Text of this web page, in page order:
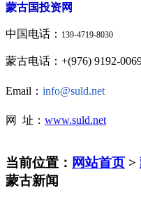
蒙古国投资网
中国电话： 139-4719-8030
蒙古电话：+(976) 9192-
Email： info@suld.net
网 址： www.suld.net
当前位置： 网站首页 >
蒙古新闻